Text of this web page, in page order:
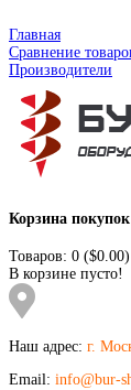
Главная
Сравнение
Производители
Корзина покупок
Товаров: 0 ($0.00)
В корзине пусто!
Наш адрес: г.
Email: info@bur-